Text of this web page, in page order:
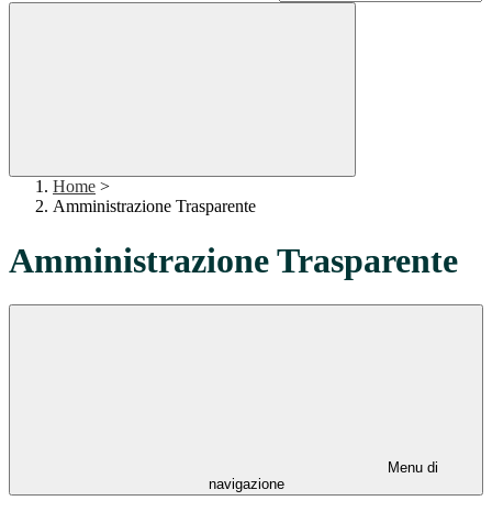
Home >
Amministrazione Trasparente
Amministrazione Trasparente
Menu di
navigazione